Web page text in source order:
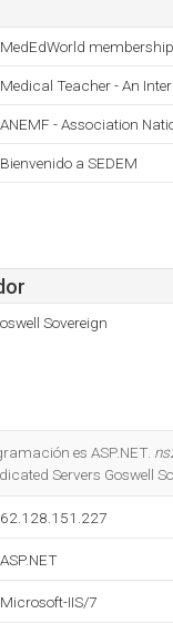
MedEdWorld
Medical Teacher - An
ANEMF - Association
Bienvenido a SEDEM
Sovereign
es ASP.NET.
Servers Goswell
62.128.151.227
ASP.NET
Microsoft-IIS/7